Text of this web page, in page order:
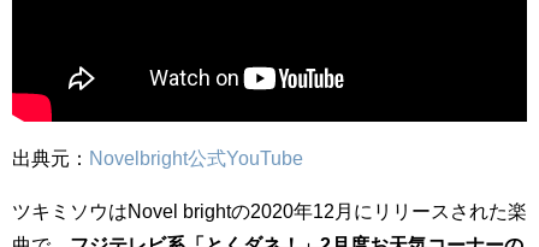
出典元： Novelbright公式YouTube
ツキミソウはNovel brightの2020年12月にリリースされた楽